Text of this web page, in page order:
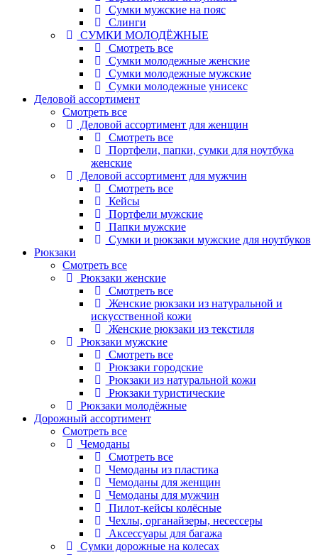
Сумки мужские на пояс
Слинги
СУМКИ МОЛОДЁЖНЫЕ
Смотреть все
Сумки молодежные женские
Сумки молодежные мужские
Сумки молодежные унисекс
Деловой ассортимент
Смотреть все
Деловой ассортимент для женщин
Смотреть все
Портфели, папки, сумки для ноутбука
женские
Деловой ассортимент для мужчин
Смотреть все
Кейсы
Портфели мужские
Папки мужские
Сумки и рюкзаки мужские для ноутбуков
Рюкзаки
Смотреть все
Рюкзаки женские
Смотреть все
Женские рюкзаки из натуральной и
искусственной кожи
Женские рюкзаки из текстиля
Рюкзаки мужские
Смотреть все
Рюкзаки городские
Рюкзаки из натуральной кожи
Рюкзаки туристические
Рюкзаки молодёжные
Дорожный ассортимент
Смотреть все
Чемоданы
Смотреть все
Чемоданы из пластика
Чемоданы для женщин
Чемоданы для мужчин
Пилот-кейсы колёсные
Чехлы, органайзеры, несессеры
Аксессуары для багажа
Сумки дорожные на колесах